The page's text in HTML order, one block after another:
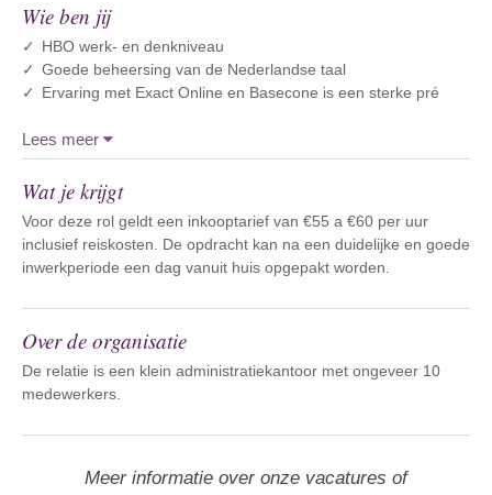
Wie ben jij
HBO werk- en denkniveau
Goede beheersing van de Nederlandse taal
Ervaring met Exact Online en Basecone is een sterke pré
Lees meer
Wat je krijgt
Voor deze rol geldt een inkooptarief van €55 a €60 per uur
inclusief reiskosten. De opdracht kan na een duidelijke en goede
inwerkperiode een dag vanuit huis opgepakt worden.
Over de organisatie
De relatie is een klein administratiekantoor met ongeveer 10
medewerkers.
Meer informatie over onze vacatures of